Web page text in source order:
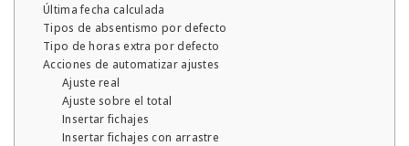
Última fecha calculada
Tipos de absentismo por defecto
Tipo de horas extra por defecto
Acciones de automatizar ajustes
Ajuste real
Ajuste sobre el total
Insertar fichajes
Insertar fichajes con arrastre